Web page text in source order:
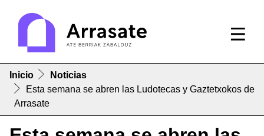
Inicio
Noticias
Esta semana se abren las Ludotecas y Gaztetxokos de
Arrasate